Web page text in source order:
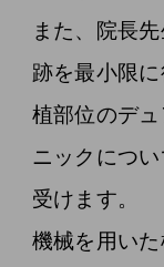
また、院長
跡を最小限
植部位のデ
ニックにつ
受けます。
機械を用い